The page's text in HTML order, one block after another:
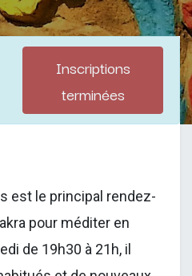
Inscriptions
terminées
est le principal rendez-
pour méditer en
de 19h30 à 21h, il